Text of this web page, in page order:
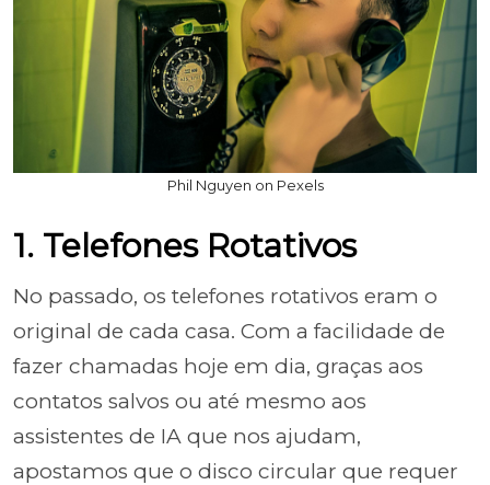
Phil Nguyen on Pexels
1. Telefones Rotativos
No passado, os telefones rotativos eram o
original de cada casa. Com a facilidade de
fazer chamadas hoje em dia, graças aos
contatos salvos ou até mesmo aos
assistentes de IA que nos ajudam,
apostamos que o disco circular que requer